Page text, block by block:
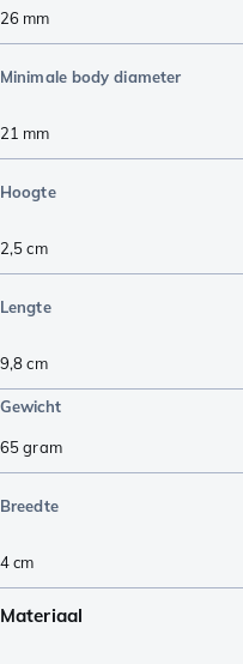
26 mm
Minimale body diameter
21 mm
Hoogte
2,5cm
Lengte
9,8cm
Gewicht
65gram
Breedte
4cm
Materiaal